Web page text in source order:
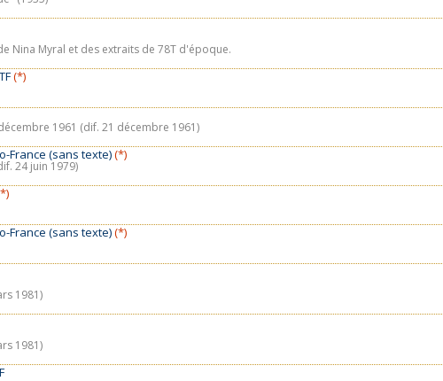
Nina Myral et des extraits de 78T d'époque.
(*)
1961 (dif. 21 décembre 1961)
France (sans texte)(*)
24 juin 1979)
France (sans texte)(*)
1981)
1981)